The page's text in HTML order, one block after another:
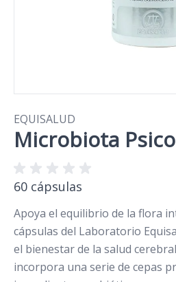
EQUISALUD
Microbiota Psico
60 cápsulas
Apoya el equilibrio de la flora
cápsulas del Laboratorio
el bienestar de la salud
incorpora una serie de cepas